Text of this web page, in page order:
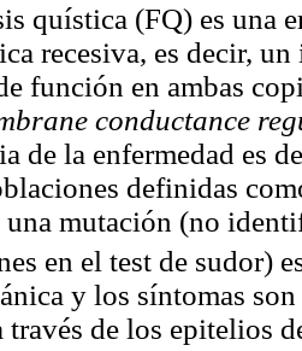
quística (FQ) es una
recesiva, es decir,
función en ambas
conductance
de la enfermedad es
definidas
una mutación (no
en el test de sudor)
y los síntomas
través de los epitelios